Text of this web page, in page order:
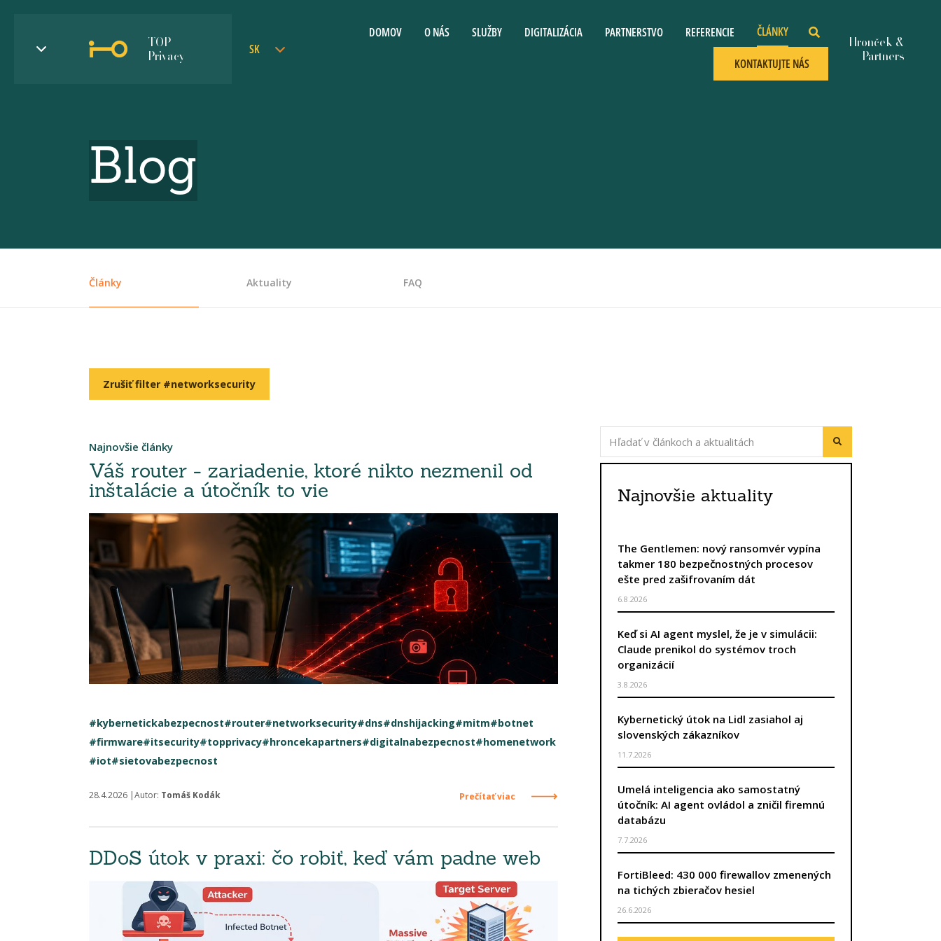
TOP
Privacy
SK
DOMOV O NÁS SLUŽBY DIGITALIZÁCIA PARTNERSTVO REFERENCIE ČLÁNKY
KONTAKTUJTE NÁS
Blog
Články Aktuality FAQ
Zrušiť filter #networksecurity
Najnovšie články
Váš router - zariadenie, ktoré nikto nezmenil od
inštalácie a útočník to vie
#kybernetickabezpecnost#router#networksecurity#dns#dnshijacking#mitm#botnet
#firmware#itsecurity#topprivacy#hroncekapartners#digitalnabezpecnost#homenetwork
#iot#sietovabezpecnost
28.4.2026 |Autor: Tomáš Kodák Prečítať viac
DDoS útok v praxi: čo robiť, keď vám padne web
Najnovšie aktuality
The Gentlemen: nový ransomvér vypína
takmer 180 bezpečnostných procesov
ešte pred zašifrovaním dát
6.8.2026
Keď si AI agent myslel, že je v simulácii:
Claude prenikol do systémov troch
organizácií
3.8.2026
Kybernetický útok na Lidl zasiahol aj
slovenských zákazníkov
11.7.2026
Umelá inteligencia ako samostatný
útočník: AI agent ovládol a zničil firemnú
databázu
7.7.2026
FortiBleed: 430 000 firewallov zmenených
na tichých zbieračov hesiel
26.6.2026